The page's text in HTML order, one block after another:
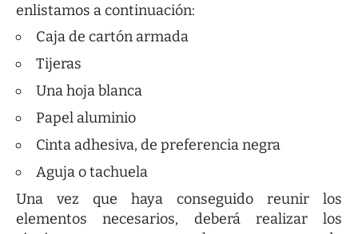
enlistamos a continuación:
Caja de cartón armada
Tijeras
Una hoja blanca
Papel aluminio
Cinta adhesiva, de preferencia negra
Aguja o tachuela
Una vez que haya conseguido reunir los
elementos necesarios, deberá realizar los